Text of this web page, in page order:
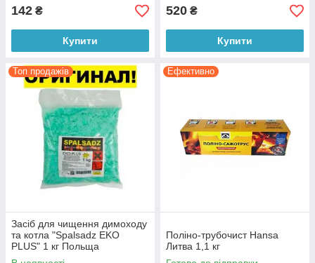
142 ₴
Купити
520 ₴
Купити
Топ продажів
Засіб для чищення димоходу
та котла "Spalsadz EKO
PLUS" 1 кг Польща
Ефективно
Поліно-трубочист Hansa
Литва 1,1 кг